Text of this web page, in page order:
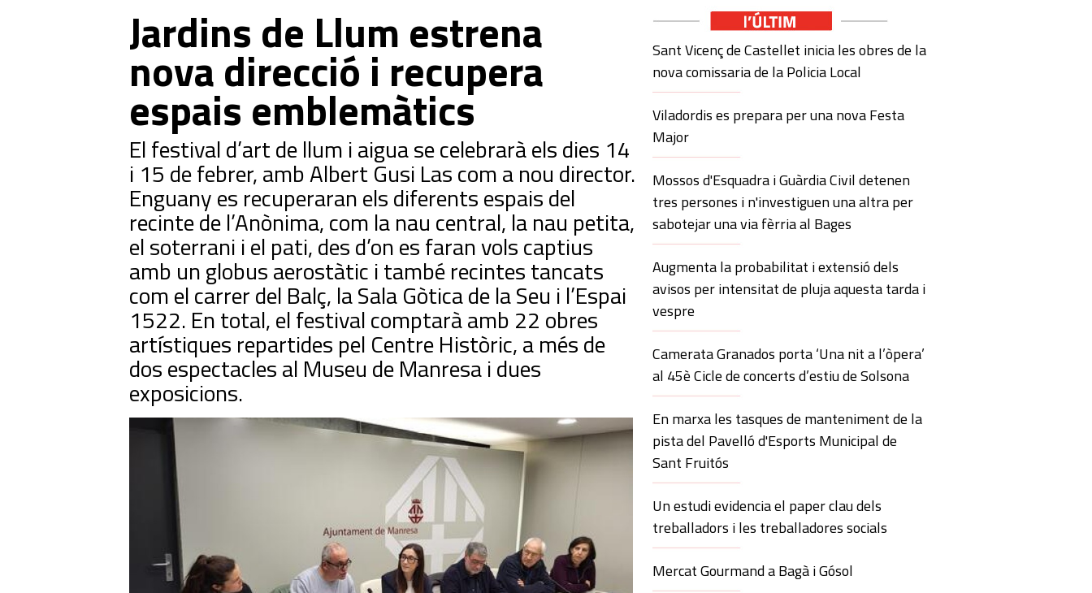
Jardins de Llum estrena
nova direcció i recupera
espais emblemàtics
El festival d’art de llum i aigua se celebrarà els dies 14
i 15 de febrer, amb Albert Gusi Las com a nou director.
Enguany es recuperaran els diferents espais del
recinte de l’Anònima, com la nau central, la nau petita,
el soterrani i el pati, des d’on es faran vols captius
amb un globus aerostàtic i també recintes tancats
com el carrer del Balç, la Sala Gòtica de la Seu i l’Espai
1522. En total, el festival comptarà amb 22 obres
artístiques repartides pel Centre Històric, a més de
dos espectacles al Museu de Manresa i dues
exposicions.
Sant Vicenç de Castellet inicia les obres de la
nova comissaria de la Policia Local
Viladordis es prepara per una nova Festa
Major
Mossos d'Esquadra i Guàrdia Civil detenen
tres persones i n'investiguen una altra per
sabotejar una via fèrria al Bages
Augmenta la probabilitat i extensió dels
avisos per intensitat de pluja aquesta tarda i
vespre
Camerata Granados porta ‘Una nit a l’òpera’
al 45è Cicle de concerts d’estiu de Solsona
En marxa les tasques de manteniment de la
pista del Pavelló d'Esports Municipal de
Sant Fruitós
Un estudi evidencia el paper clau dels
treballadors i les treballadores socials
Mercat Gourmand a Bagà i Gósol